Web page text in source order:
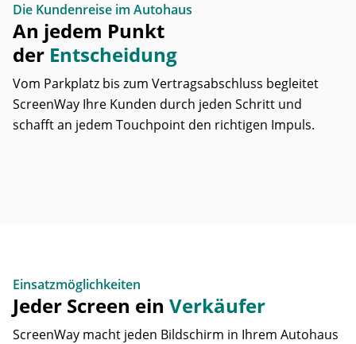
Die Kundenreise im Autohaus
An jedem Punkt
der Entscheidung
Vom Parkplatz bis zum Vertragsabschluss begleitet
ScreenWay Ihre Kunden durch jeden Schritt und
schafft an jedem Touchpoint den richtigen Impuls.
Einsatzmöglichkeiten
Jeder Screen ein Verkäufer
ScreenWay macht jeden Bildschirm in Ihrem Autohaus